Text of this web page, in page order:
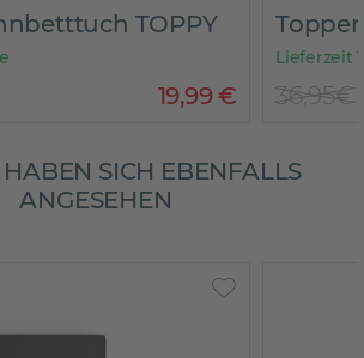
TOPPY
19,99€
Lieferzeit
36,95€
SICH EBENFALLS
ANGESEHEN